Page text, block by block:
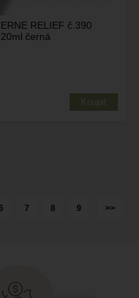
RELIEF č.390
černá
7 8 9 >>